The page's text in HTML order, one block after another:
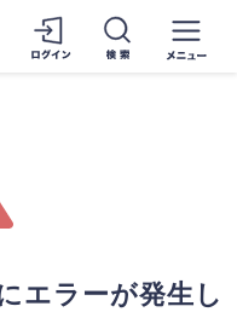
エラーが発生し